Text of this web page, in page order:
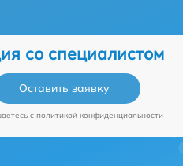
со специалистом
Оставить заявку
c политикой конфиденциальности